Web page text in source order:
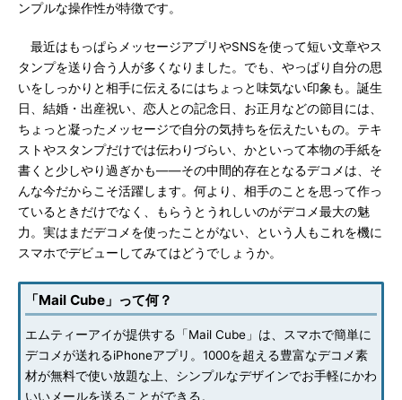
ンプルな操作性が特徴です。
最近はもっぱらメッセージアプリやSNSを使って短い文章やス
タンプを送り合う人が多くなりました。でも、やっぱり自分の思
いをしっかりと相手に伝えるにはちょっと味気ない印象も。誕生
日、結婚・出産祝い、恋人との記念日、お正月などの節目には、
ちょっと凝ったメッセージで自分の気持ちを伝えたいもの。テキ
ストやスタンプだけでは伝わりづらい、かといって本物の手紙を
書くと少しやり過ぎかも――その中間的存在となるデコメは、そ
んな今だからこそ活躍します。何より、相手のことを思って作っ
ているときだけでなく、もらうとうれしいのがデコメ最大の魅
力。実はまだデコメを使ったことがない、という人もこれを機に
スマホでデビューしてみてはどうでしょうか。
「Mail Cube」って何？
エムティーアイが提供する「Mail Cube」は、スマホで簡単に
デコメが送れるiPhoneアプリ。1000を超える豊富なデコメ素
材が無料で使い放題な上、シンプルなデザインでお手軽にかわ
いいメールを送ることができる。